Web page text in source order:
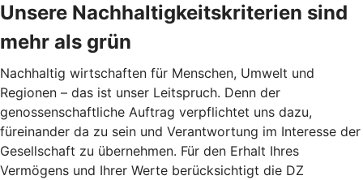
Unsere Nachhaltigkeitskriterien sind
mehr als grün
Nachhaltig wirtschaften für Menschen, Umwelt und
Regionen – das ist unser Leitspruch. Denn der
genossenschaftliche Auftrag verpflichtet uns dazu,
füreinander da zu sein und Verantwortung im Interesse der
Gesellschaft zu übernehmen. Für den Erhalt Ihres
Vermögens und Ihrer Werte berücksichtigt die DZ